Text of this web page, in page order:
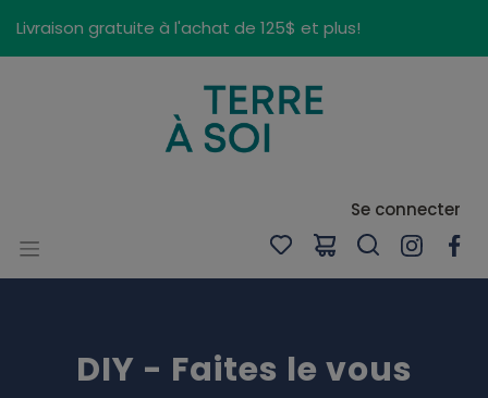
Livraison gratuite à l'achat de 125$ et plus!
Se connecter
DIY - Faites le vous